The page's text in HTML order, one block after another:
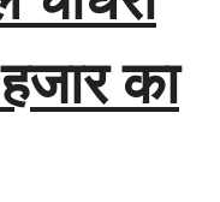
का